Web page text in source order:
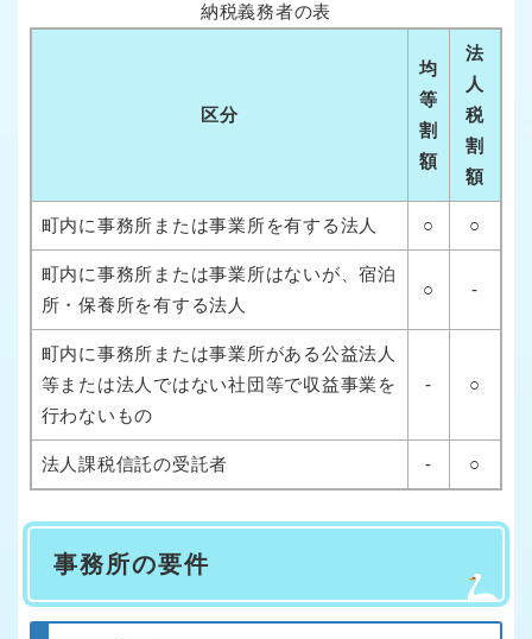
納税義務者の表
区分
均
等
割
額
法
人
税
割
額
町内に事務所または事業所を有する法人 ○ ○
町内に事務所または事業所はないが、宿泊
所・保養所を有する法人
○ -
町内に事務所または事業所がある公益法人
等または法人ではない社団等で収益事業を
行わないもの
- ○
法人課税信託の受託者 - ○
事務所の要件